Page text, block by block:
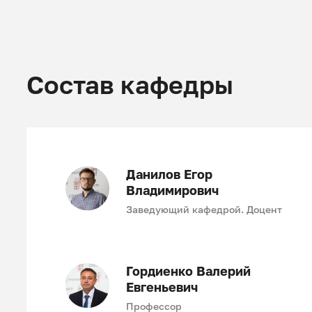
Состав кафедры
Данилов Егор
Владимирович
Заведующий кафедрой. Доцент
Гордиенко Валерий
Евгеньевич
Профессор